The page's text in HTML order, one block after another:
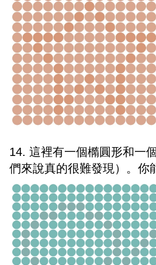
14. 這裡有一個橢圓形和一
們來說真的很難發現）。你